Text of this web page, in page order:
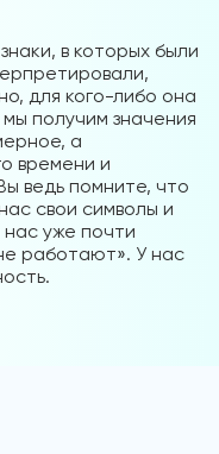
в которых были
для кого-либо она
получим значения
а
времени и
ведь помните, что
свои символы и
нас уже почти
работают». У нас